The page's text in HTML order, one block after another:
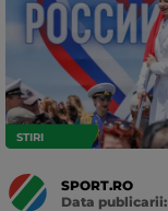
STIRI
SPORT.RO
Data publicarii: